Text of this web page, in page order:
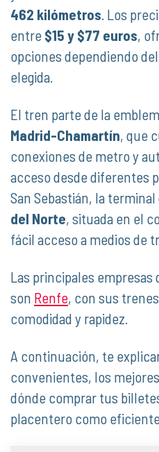
462 kilómetros. Los
entre $15 y $77 euros,
opciones dependiendo
elegida.
El tren parte de la
Madrid-Chamartín, que
conexiones de metro y
acceso desde diferentes
San Sebastián, la terminal
del Norte, situada en el
fácil acceso a medios de
Las principales
son Renfe, con sus
comodidad y rapidez.
A continuación, te
convenientes, los
dónde comprar tus
placentero como